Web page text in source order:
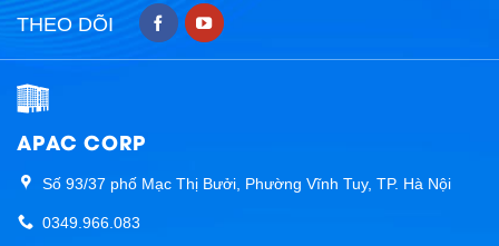
THEO DÕI
APAC CORP
Số 93/37 phố Mạc Thị Bưởi, Phường Vĩnh Tuy, TP. Hà Nội
0349.966.083